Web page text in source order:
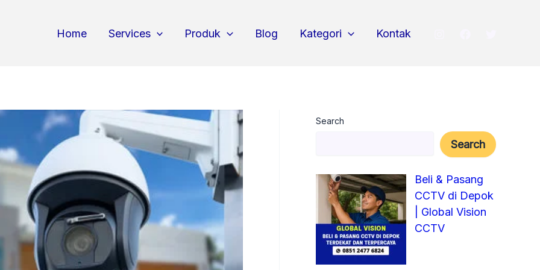
Home Services Produk Blog Kategori Kontak
Search
Search
Beli & Pasang
CCTV di Depok
| Global Vision
CCTV